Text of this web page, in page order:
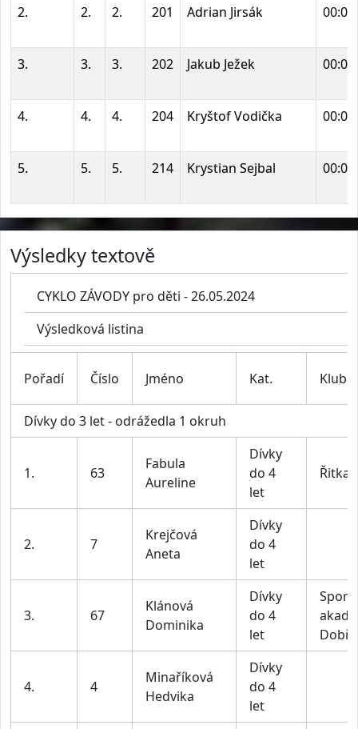
2. 2. 2. 201 Adrian Jirsák
3. 3. 3. 202 Jakub Ježek
4. 4. 4. 204 Kryštof Vodička
5. 5. 5. 214 Krystian Sejbal
Výsledky textově
CYKLO ZÁVODY pro děti - 26.05.2024
Výsledková listina
Pořadí Číslo Jméno Kat. Klub
Dívky do 3 let - odrážedla 1 okruh
1. 63
Fabula
Aureline
Dívky
do 4
let
Řitka
2. 7
Krejčová
Aneta
Dívky
do 4
let
3. 67
Klánová
Dominika
Dívky
do 4
let
4. 4
Minaříková
Hedvika
Dívky
do 4
let